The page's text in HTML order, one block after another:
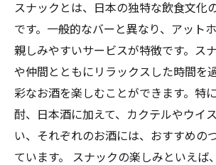
めつまみ
スナックでの思い出を振り返る
ストーリー
スナックとは、日本の独特な飲食文化
です。一般的なバーと異なり、アット
親しみやすいサービスが特徴です。ス
や仲間とともにリラックスした時間を
彩なお酒を楽しむことができます。特
酎、日本酒に加えて、カクテルやウイ
い、それぞれのお酒には、おすすめの
ています。 スナックの楽しみといえば